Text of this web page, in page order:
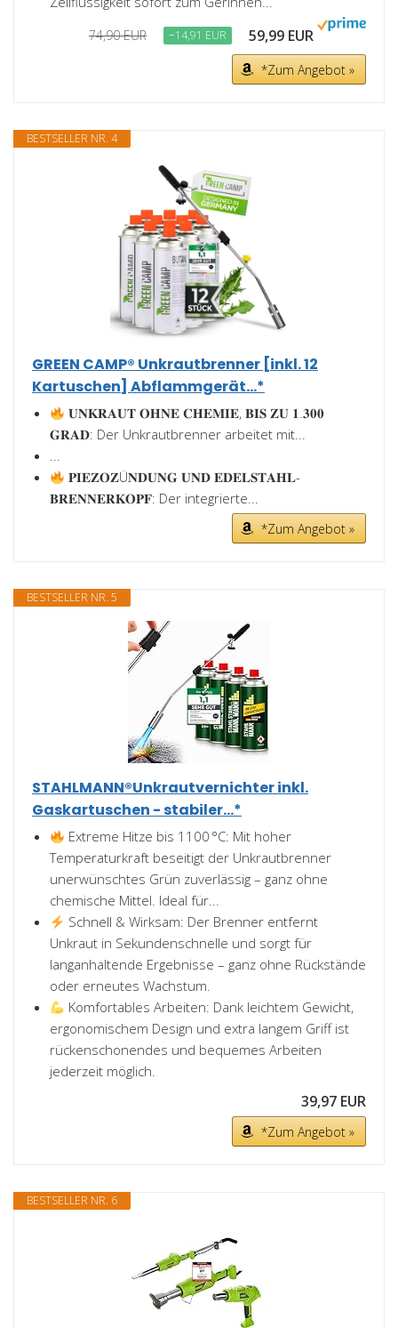
74,90 EUR −14,91 EUR 59,99 EUR
*Zum Angebot »
BESTSELLER NR. 4
GREEN CAMP® Unkrautbrenner [inkl. 12
Kartuschen] Abflammgerät...*
𝐔𝐍𝐊𝐑𝐀𝐔𝐓 𝐎𝐇𝐍𝐄 𝐂𝐇𝐄𝐌𝐈𝐄, 𝐁𝐈𝐒 𝐙𝐔 𝟏.𝟑𝟎𝟎
𝐆𝐑𝐀𝐃: Der Unkrautbrenner arbeitet mit...
...
𝐏𝐈𝐄𝐙𝐎𝐙Ü𝐍𝐃𝐔𝐍𝐆 𝐔𝐍𝐃 𝐄𝐃𝐄𝐋𝐒𝐓𝐀𝐇𝐋-
𝐁𝐑𝐄𝐍𝐍𝐄𝐑𝐊𝐎𝐏𝐅: Der integrierte...
*Zum Angebot »
BESTSELLER NR. 5
STAHLMANN®Unkrautvernichter inkl.
Gaskartuschen - stabiler...*
Extreme Hitze bis 1100 °C: Mit hoher
Temperaturkraft beseitigt der Unkrautbrenner
unerwünschtes Grün zuverlässig – ganz ohne
chemische Mittel. Ideal für...
Schnell & Wirksam: Der Brenner entfernt
Unkraut in Sekundenschnelle und sorgt für
langanhaltende Ergebnisse – ganz ohne Rückstände
oder erneutes Wachstum.
Komfortables Arbeiten: Dank leichtem Gewicht,
ergonomischem Design und extra langem Griff ist
rückenschonendes und bequemes Arbeiten
jederzeit möglich.
39,97 EUR
*Zum Angebot »
BESTSELLER NR. 6